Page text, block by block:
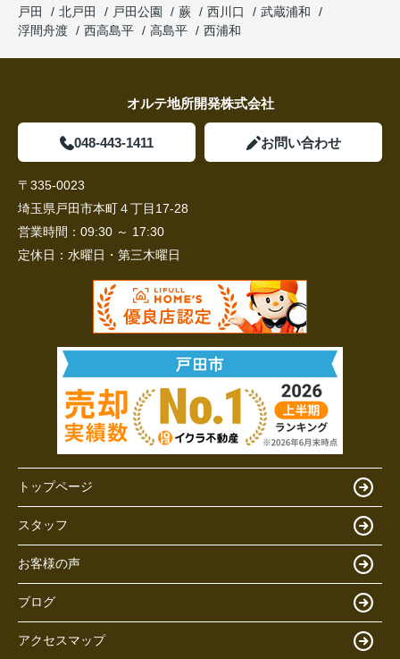
戸田
北戸田 戸田公園 蕨 西川口
武蔵浦和
浮間舟渡
西高島平 高島平 西浦和
オルテ地所開発株式会社
048-443-1411 お問い合わせ
〒335-0023
埼玉県戸田市本町４丁目17-28
営業時間： 09:30 ～ 17:30
定休日： 水曜日・第三木曜日
トップページ
スタッフ
お客様の声
ブログ
アクセスマップ